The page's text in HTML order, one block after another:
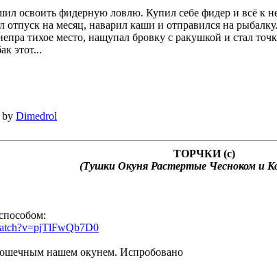
освоить фидерную ловлю. Купил себе фидер и всё к
на месяц, наварил каши и отправился на рыбалку.
тихое место, нащупал бровку с ракушкой и стал
этот...
by Dimedrol
ТОРЧКИ (с)
(Тушки Окуня Растертые Чесноком и
нашем окунем. Испробовано